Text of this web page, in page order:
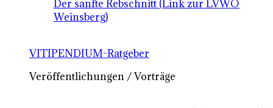
Der sanfte Rebschnitt (Link zur LVWO
Weinsberg)
VITIPENDIUM-Ratgeber
Veröffentlichungen / Vorträge